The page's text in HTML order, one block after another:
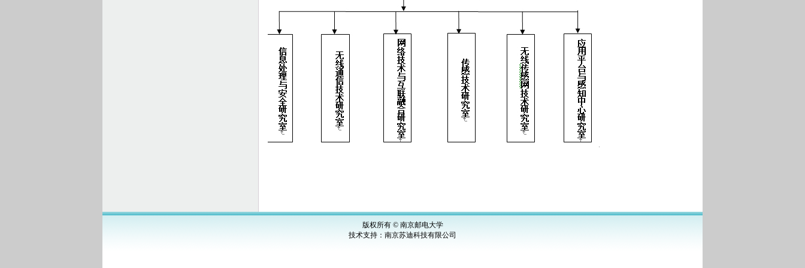
版权所有 © 南京邮电大学
技术支持： 南京苏迪科技有限公司